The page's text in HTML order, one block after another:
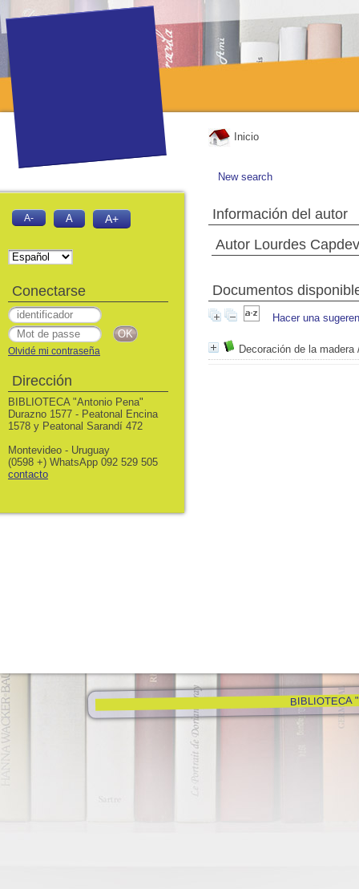
Inicio
New search
Información del autor
Autor Lourdes
Documentos
Hacer una
Decoración de la madera
BIBLIOTECA
A- A A+
Conectarse
Olvidé mi contraseña
Dirección
BIBLIOTECA "Antonio Pena"
Durazno 1577 - Peatonal Encina
1578 y Peatonal Sarandí 472
Montevideo - Uruguay
(0598 +) WhatsApp 092 529 505
contacto